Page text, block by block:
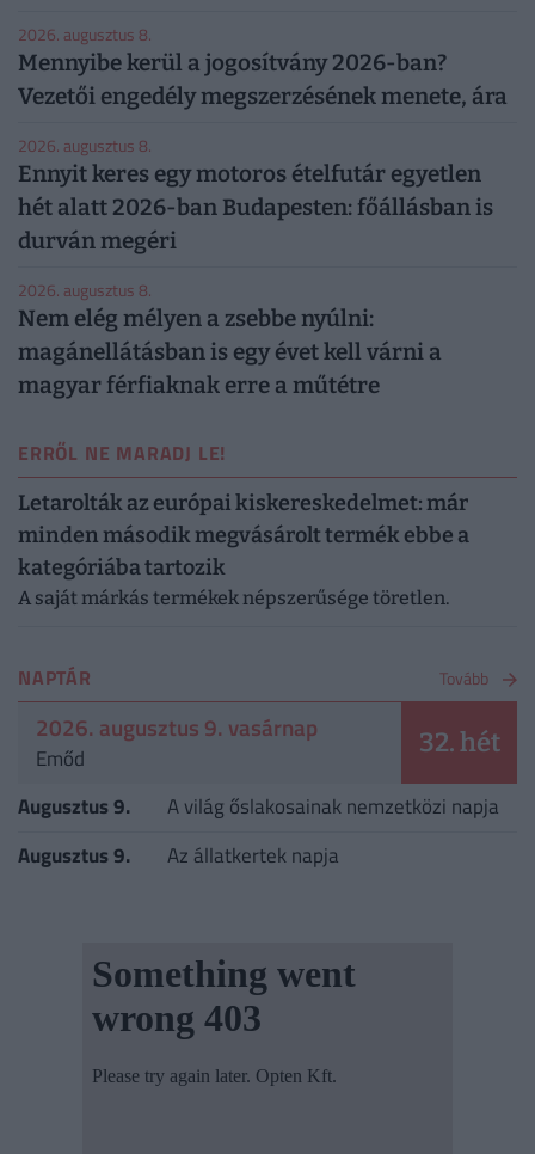
2026. augusztus 8.
Mennyibe kerül a jogosítvány 2026-ban?
Vezetői engedély megszerzésének menete, ára
2026. augusztus 8.
Ennyit keres egy motoros ételfutár egyetlen
hét alatt 2026-ban Budapesten: főállásban is
durván megéri
2026. augusztus 8.
Nem elég mélyen a zsebbe nyúlni:
magánellátásban is egy évet kell várni a
magyar férfiaknak erre a műtétre
ERRŐL NE MARADJ LE!
Letarolták az európai kiskereskedelmet: már
minden második megvásárolt termék ebbe a
kategóriába tartozik
A saját márkás termékek népszerűsége töretlen.
NAPTÁR Tovább
2026. augusztus 9. vasárnap
Emőd 32. hét
Augusztus 9.
A világ őslakosainak nemzetközi napja
Augusztus 9.
Az állatkertek napja